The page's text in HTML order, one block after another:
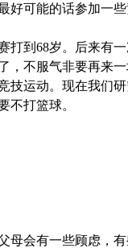
好可能的话参加一
到68岁。后来有一
，不服气非要再来
技运动。现在我们
不打篮球。
会有一些顾虑，有